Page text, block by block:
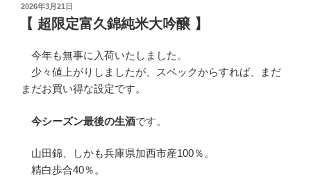
投
日:
2026年3月21日
【 超限定富久錦純米大吟醸 】
今年も無事に入荷いたしました。
少々値上がりしましたが、スペックからすれば、まだ
まだお買い得な設定です。
今シーズン最後の生酒です。
山田錦、しかも兵庫県加西市産100％。
精白歩合40％。